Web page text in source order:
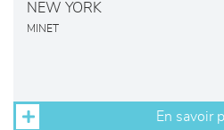
NEW YORK
MINET
En savoir